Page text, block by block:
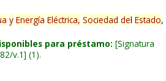
y Energía Eléctrica, Sociedad del Estado,
para préstamo: Signatura
v.1 (1).